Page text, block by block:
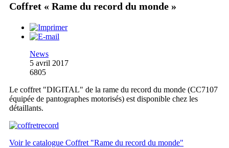
Coffret « Rame du record du monde »
News
5 avril 2017
6805
Le coffret "DIGITAL" de la rame du record du monde (CC7107
équipée de pantographes motorisés) est disponible chez les
détaillants.
Voir le catalogue Coffret "Rame du record du monde"